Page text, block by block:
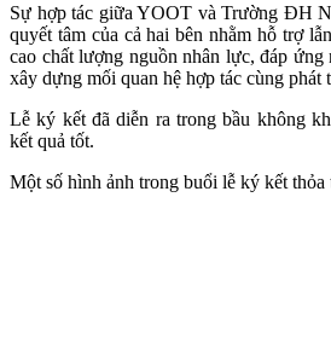
Sự hợp tác giữa YOOT và Trường ĐH
quyết tâm của cả hai bên nhằm hỗ trợ
cao chất lượng nguồn nhân lực, đáp ứng
xây dựng mối quan hệ hợp tác cùng phát
Lễ ký kết đã diễn ra trong bầu không
kết quả tốt.
Một số hình ảnh trong buổi lễ ký kết thỏa